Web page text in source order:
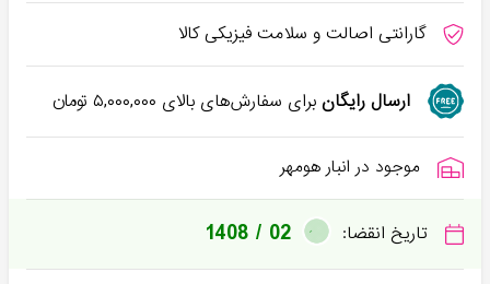
گارانتی اصالت و سلامت فیزیکی کالا
ارسال رایگانبرای سفارش‌های بالای ۵,۰۰۰,۰۰۰تومان
موجود در انبار هومهر
تاریخ انقضا: 1408 / 02